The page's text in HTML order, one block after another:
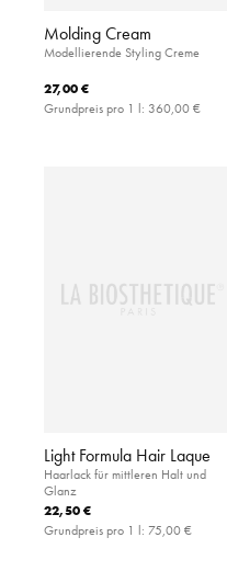
Molding Cream
Modellierende Styling Creme
27,00 €
Grundpreis pro 1 l: 360,00 €
Light Formula Hair Laque
Haarlack für mittleren Halt und
Glanz
22,50 €
Grundpreis pro 1 l: 75,00 €